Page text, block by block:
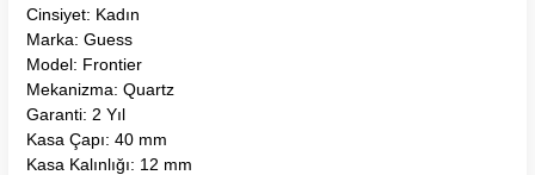
Cinsiyet: Kadın
Marka: Guess
Model: Frontier
Mekanizma: Quartz
Garanti: 2 Yıl
Kasa Çapı: 40 mm
Kasa Kalınlığı: 12 mm